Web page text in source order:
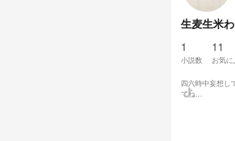
生麦生米
1
小説数
11
お気に
四六時中妄想し
てね…